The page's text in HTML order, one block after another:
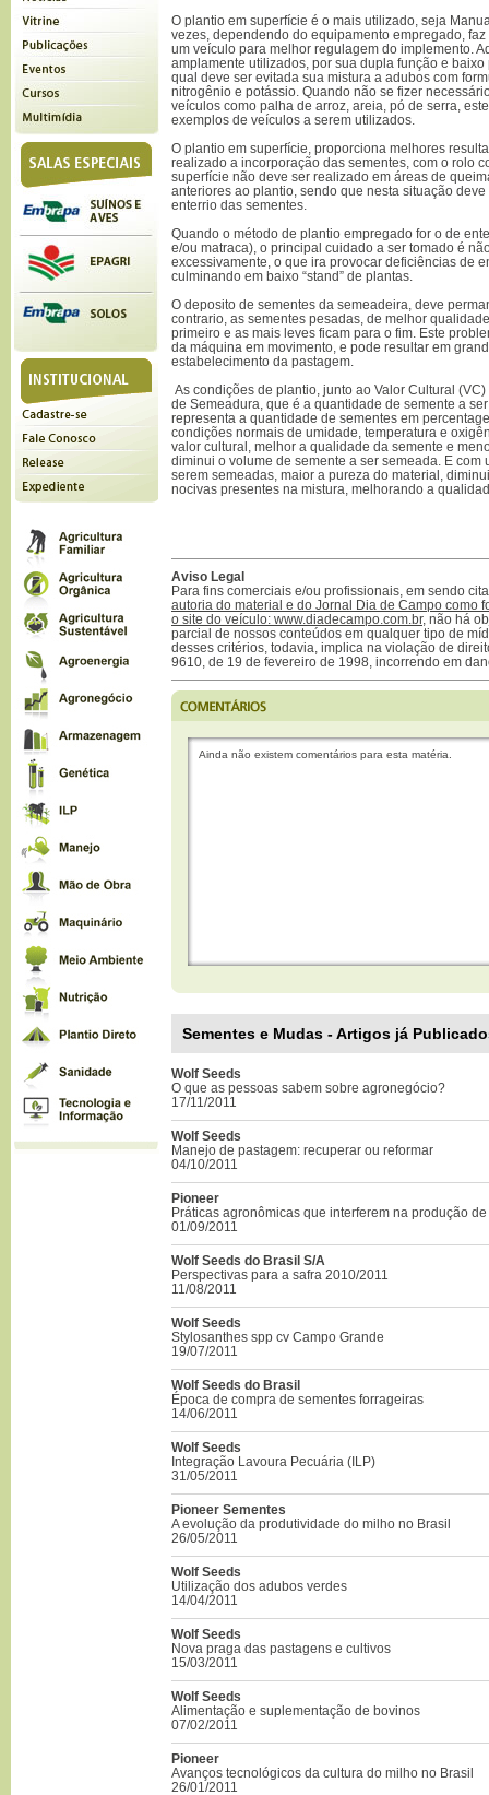
O plantio em superfície é o mais utilizado, seja
vezes, dependendo do equipamento empregado,
um veículo para melhor regulagem do implemento.
amplamente utilizados, por sua dupla função e
qual deve ser evitada sua mistura a adubos com
nitrogênio e potássio. Quando não se fizer
veículos como palha de arroz, areia, pó de serra,
exemplos de veículos a serem utilizados.
O plantio em superfície, proporciona melhores
realizado a incorporação das sementes, com o rolo
superfície não deve ser realizado em áreas de
anteriores ao plantio, sendo que nesta situação
enterrio das sementes.
Quando o método de plantio empregado for o de
e/ou matraca), o principal cuidado a ser tomado é
excessivamente, o que ira provocar deficiências de
culminando em baixo “stand” de plantas.
O deposito de sementes da semeadeira, deve
contrario, as sementes pesadas, de melhor
primeiro e as mais leves ficam para o fim. Este
da máquina em movimento, e pode resultar em
estabelecimento da pastagem.
As condições de plantio, junto ao Valor Cultural
de Semeadura, que é a quantidade de semente a
representa a quantidade de sementes em
condições normais de umidade, temperatura e
valor cultural, melhor a qualidade da semente e
diminui o volume de semente a ser semeada. E com
serem semeadas, maior a pureza do material,
nocivas presentes na mistura, melhorando a
Aviso Legal
Para fins comerciais e/ou profissionais, em sendo
autoria do material e do Jornal Dia de Campo como
o site do veículo: www.diadecampo.com.br, não há
parcial de nossos conteúdos em qualquer tipo de
desses critérios, todavia, implica na violação de
9610, de 19 de fevereiro de 1998, incorrendo em
Ainda não existem comentários para esta matéria.
Sementes e Mudas - Artigos já
Wolf Seeds
O que as pessoas sabem sobre agronegócio?
17/11/2011
Wolf Seeds
Manejo de pastagem: recuperar ou reformar
04/10/2011
Pioneer
Práticas agronômicas que interferem na produção
01/09/2011
Wolf Seeds do Brasil S/A
Perspectivas para a safra 2010/2011
11/08/2011
Wolf Seeds
Stylosanthes spp cv Campo Grande
19/07/2011
Wolf Seeds do Brasil
Época de compra de sementes forrageiras
14/06/2011
Wolf Seeds
Integração Lavoura Pecuária (ILP)
31/05/2011
Pioneer Sementes
A evolução da produtividade do milho no Brasil
26/05/2011
Wolf Seeds
Utilização dos adubos verdes
14/04/2011
Wolf Seeds
Nova praga das pastagens e cultivos
15/03/2011
Wolf Seeds
Alimentação e suplementação de bovinos
07/02/2011
Pioneer
Avanços tecnológicos da cultura do milho no Brasil
26/01/2011